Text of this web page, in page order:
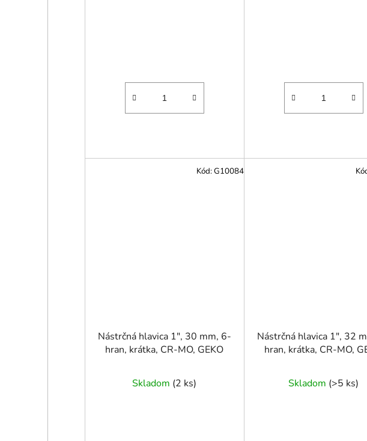
Nástrčná hlavica 1", 30 mm, 6-
hran, krátka, CR-MO, GEKO
Skladom (2 ks)
Kód:G10084
Nástrčná hlavica 1", 32
hran, krátka, CR-MO,
Skladom (>5 ks)